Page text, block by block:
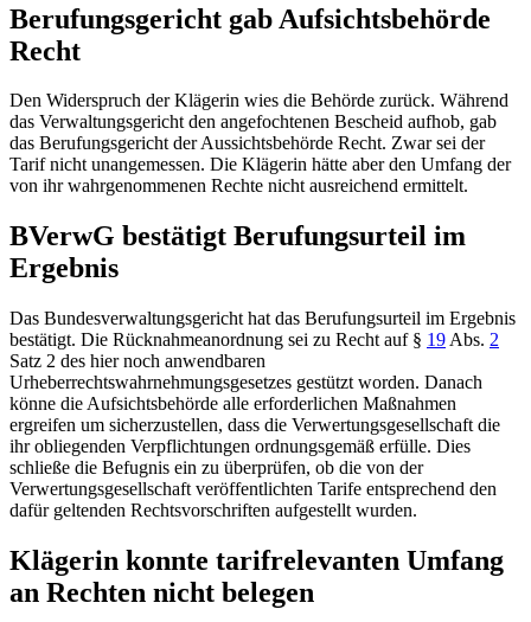
Berufungsgericht gab Aufsichtsbehörde
Recht
Den Widerspruch der Klägerin wies die Behörde zurück. Während
das Verwaltungsgericht den angefochtenen Bescheid aufhob, gab
das Berufungsgericht der Aussichtsbehörde Recht. Zwar sei der
Tarif nicht unangemessen. Die Klägerin hätte aber den Umfang der
von ihr wahrgenommenen Rechte nicht ausreichend ermittelt.
BVerwG bestätigt Berufungsurteil im
Ergebnis
Das Bundesverwaltungsgericht hat das Berufungsurteil im Ergebnis
bestätigt. Die Rücknahmeanordnung sei zu Recht auf § 19 Abs. 2
Satz 2 des hier noch anwendbaren
Urheberrechtswahrnehmungsgesetzes gestützt worden. Danach
könne die Aufsichtsbehörde alle erforderlichen Maßnahmen
ergreifen um sicherzustellen, dass die Verwertungsgesellschaft die
ihr obliegenden Verpflichtungen ordnungsgemäß erfülle. Dies
schließe die Befugnis ein zu überprüfen, ob die von der
Verwertungsgesellschaft veröffentlichten Tarife entsprechend den
dafür geltenden Rechtsvorschriften aufgestellt wurden.
Klägerin konnte tarifrelevanten Umfang
an Rechten nicht belegen